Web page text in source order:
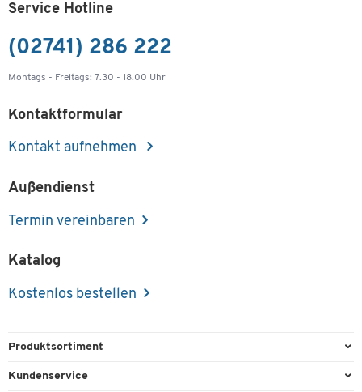
Service Hotline
(02741) 286 222
Montags - Freitags: 7.30 - 18.00 Uhr
Kontaktformular
Kontakt aufnehmen
Außendienst
Termin vereinbaren
Katalog
Kostenlos bestellen
Produktsortiment
Büroausstattung
Kundenservice